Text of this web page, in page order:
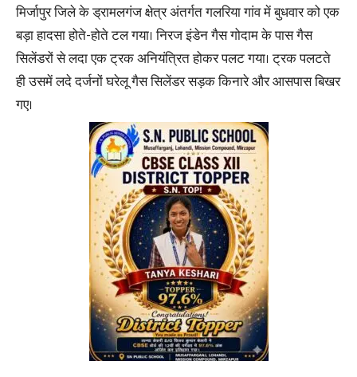
मिर्जापुर जिले के ड्रामलगंज क्षेत्र अंतर्गत गलरिया गांव में बुधवार को एक
बड़ा हादसा होते-होते टल गया। निरज इंडेन गैस गोदाम के पास गैस
सिलेंडरों से लदा एक ट्रक अनियंत्रित होकर पलट गया। ट्रक पलटते
ही उसमें लदे दर्जनों घरेलू गैस सिलेंडर सड़क किनारे और आसपास बिखर
गए।